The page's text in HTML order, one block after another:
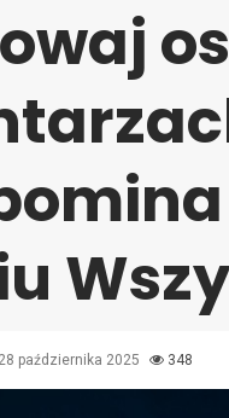
28 października 2025 348